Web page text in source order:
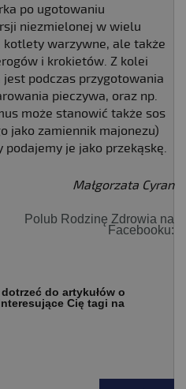
po ugotowaniu
niezmielonej w wielu
kotlety warzywne, ale także
i krokietów. Z kolei
podczas przygotowania
pieczywa, oraz np.
może stanowić także sos
jako zamiennik majonezu)
je jako przekąskę.
Małgorzata Cyran
Polub Rodzinę Zdrowia na
Facebooku:
do artykułów o
Cię tagi na